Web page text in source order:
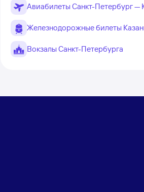
Авиабилеты Санкт-Петербург —
Железнодорожные билеты
Вокзалы Санкт-Петербурга